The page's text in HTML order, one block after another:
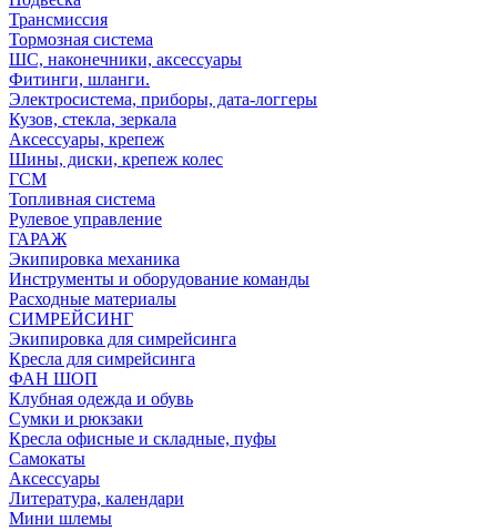
Трансмиссия
Тормозная система
ШС, наконечники, аксессуары
Фитинги, шланги.
Электросистема, приборы, дата-логгеры
Кузов, стекла, зеркала
Аксессуары, крепеж
Шины, диски, крепеж колес
ГСМ
Топливная система
Рулевое управление
ГАРАЖ
Экипировка механика
Инструменты и оборудование команды
Расходные материалы
СИМРЕЙСИНГ
Экипировка для симрейсинга
Кресла для симрейсинга
ФАН ШОП
Клубная одежда и обувь
Сумки и рюкзаки
Кресла офисные и складные, пуфы
Самокаты
Аксессуары
Литература, календари
Мини шлемы